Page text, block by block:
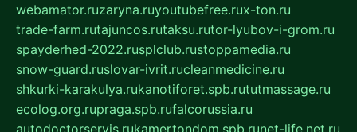
webamator.ruzaryna.ruyoutubefree.rux-ton.ru
trade-farm.rutajuncos.rutaksu.rutor-lyubov-i-grom.ru
spayderhed-2022.rusplclub.rustoppamedia.ru
snow-guard.ruslovar-ivrit.rucleanmedicine.ru
shkurki-karakulya.rukanotiforet.spb.rututmassage.ru
ecolog.org.rupraga.spb.rufalcorussia.ru
autodoctorservis.rukamertondom.spb.runet-life.net.ru